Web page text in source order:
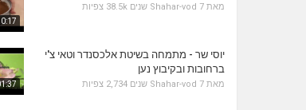
מאת Shahar-vod 7 שנים 38.5k צפיות
יוסי שר - מתמחה בשיטת אלכסנדר וטאי צ'י
ברחובות ובקיבוץ נען
מאת Shahar-vod 7 שנים 2,734 צפיות